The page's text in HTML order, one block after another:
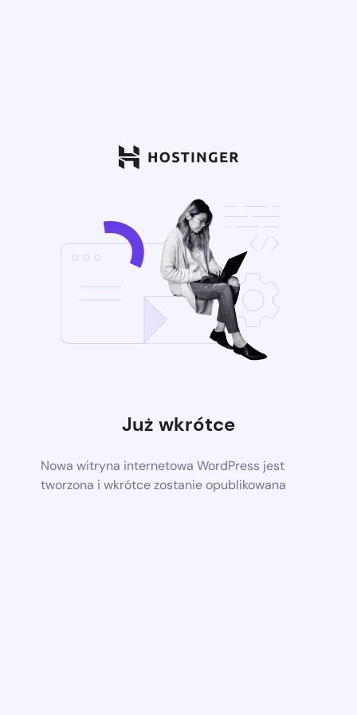
Już wkrótce
Nowa witryna internetowa WordPress jest
tworzona i wkrótce zostanie opublikowana